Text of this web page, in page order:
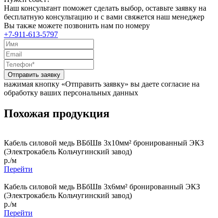
Наш консультант поможет сделать выбор, оставьте заявку на
бесплатную консультацию и с вами свяжется наш менеджер
Вы также можете позвонить нам по номеру
+7-911-613-5797
Отправить заявку
нажимая кнопку «Отправить заявку» вы даете согласие на
обработку ваших персональных данных
Похожая продукция
Кабель силовой медь ВБбШв 3x10мм² бронированный ЭКЗ
(Электрокабель Кольчугинский завод)
р./м
Перейти
Кабель силовой медь ВБбШв 3x6мм² бронированный ЭКЗ
(Электрокабель Кольчугинский завод)
р./м
Перейти